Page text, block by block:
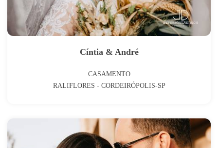
Cíntia & André
CASAMENTO
RALIFLORES - CORDEIRÓPOLIS-SP